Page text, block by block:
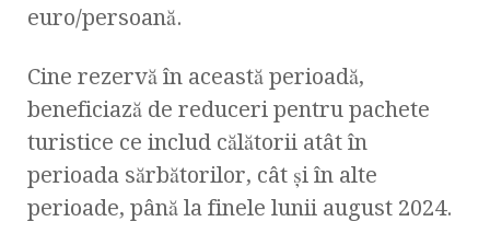
euro/persoană.
Cine rezervă în această perioadă,
beneficiază de reduceri pentru pachete
turistice ce includ călătorii atât în
perioada sărbătorilor, cât și în alte
perioade, până la finele lunii august 2024.